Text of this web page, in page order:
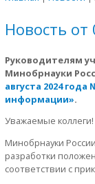
Новость
Руководителям
Минобрнауки
августа 2024
информации».
Уважаемые коллеги!
Минобрнауки
разработки
соответствии с